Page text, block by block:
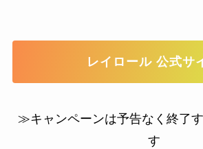
レイロール 公式サ
≫キャンペーンは予告なく終了
す